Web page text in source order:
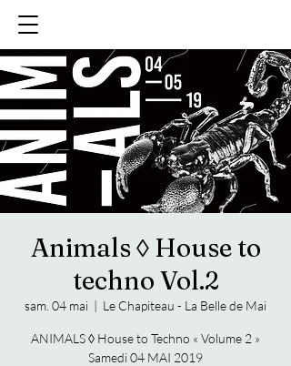
Animals ◊ House to
techno Vol.2
sam. 04 mai
  |
Le Chapiteau - La Belle de Mai
ANIMALS ◊ House to Techno « Volume 2 »
Samedi 04 MAI 2019